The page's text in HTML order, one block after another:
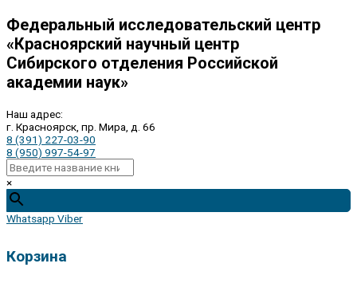
Федеральный исследовательский центр
«Красноярский научный центр
Сибирского отделения Российской
академии наук»
Наш адрес:
г. Красноярск, пр. Мира, д. 66
8 (391) 227-03-90
8 (950) 997-54-97
×
Whatsapp Viber
Корзина